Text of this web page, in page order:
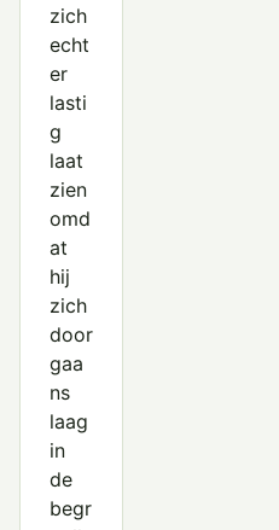
zich
echt
er
lasti
g
laat
zien
omd
at
hij
zich
door
gaa
ns
laag
in
de
begr